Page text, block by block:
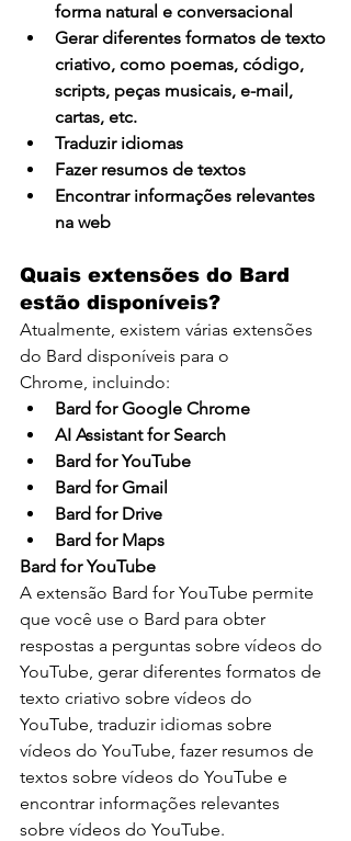
forma natural e conversacional
Gerar diferentes formatos de texto
criativo, como poemas, código,
scripts, peças musicais, e-mail,
cartas, etc.
Traduzir idiomas
Fazer resumos de textos
Encontrar informações relevantes
na web
Quais extensões do Bard
estão disponíveis?
Atualmente, existem várias extensões
do Bard disponíveis para o
Chrome, incluindo:
Bard for Google Chrome
AI Assistant for Search
Bard for YouTube
Bard for Gmail
Bard for Drive
Bard for Maps
Bard for YouTube
A extensão Bard for YouTube permite
que você use o Bard para obter
respostas a perguntas sobre vídeos do
YouTube, gerar diferentes formatos de
texto criativo sobre vídeos do
YouTube, traduzir idiomas sobre
vídeos do YouTube, fazer resumos de
textos sobre vídeos do YouTube e
encontrar informações relevantes
sobre vídeos do YouTube.